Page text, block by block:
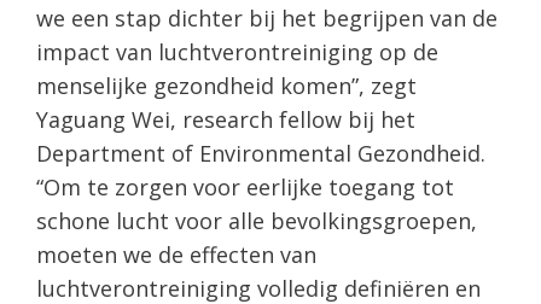
we een stap dichter bij het begrijpen van de
impact van luchtverontreiniging op de
menselijke gezondheid komen”, zegt
Yaguang Wei, research fellow bij het
Department of Environmental Gezondheid.
“Om te zorgen voor eerlijke toegang tot
schone lucht voor alle bevolkingsgroepen,
moeten we de effecten van
luchtverontreiniging volledig definiëren en